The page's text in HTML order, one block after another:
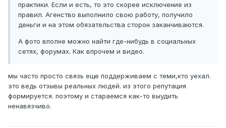
практики. Если и есть, то это скорее исключение из
правил. Агенство выполнило свою работу, получило
деньги и на этом обязательства сторон заканчиваются.
А фото вполне можно найти где-нибудь в социальных
сетях, форумах. Как впрочем и видео.
мы часто просто связь еще поддерживаем с теми,кто уехал.
это ведь отзывы реальных людей. из этого репутация
формируется. поэтому и стараемся как-то выудить
ненавязчиво.